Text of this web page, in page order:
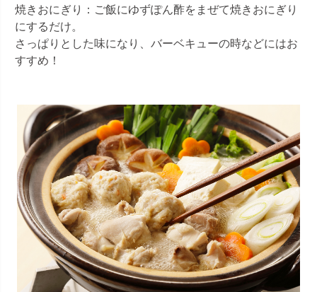
焼きおにぎり：ご飯にゆずぽん酢をまぜて焼きおにぎり
にするだけ。
さっぱりとした味になり、バーベキューの時などにはお
すすめ！